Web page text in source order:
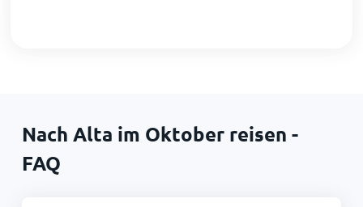
Nach Alta im Oktober reisen -
FAQ